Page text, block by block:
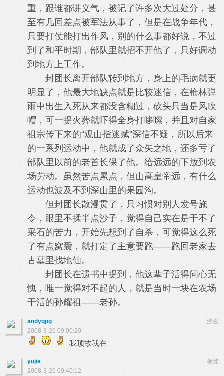
重，跟谁都讲义气，被记了许多次大过处分，甚
至有几回差点被军法从事了，但是在战争年代，
只要打仗能打出作风，别的什么事都好说，不过
到了和平时期，部队里就招不开他了，只好调动
到地方上工作。
封团长离开部队转到地方，身上的毛病就更
明显了，他最大地缺点就是比较迷信，在枪林弹
雨中出生入死从来都没含糊过，砍头只当是风吹
帽，可一提火葬就吓得全身打哆嗦，并且对自家
祖宗传下来的“观山指迷赋”深信不疑，所以后来
的一系列运动中，他就成了众矢之地，还多亏了
部队里以前的老首长保了他。给远远的下放到农
场劳动。虽然苦点累点，但山高皇帝远，有什么
运动也波及不到深山里的果园沟。
但封团长散漫贯了，只习惯对别人发号施
令，眼里不揉半点沙子，觉得自己实在是干不了
采石的苦力，开始先想到了自杀，可觉得这么死
了有点窝囊，就打定了主意要跑——跑回老家去
古墓里找地仙。
封团长在遗书中提到，他这辈子活得问心无
愧，唯一觉得对不起的人，就是当时一块在农场
干活的孙耀祖——老孙。
沙发
andyqpg
2008-3-26 09:00:20
我顶故我在
板凳
yujie
2008-3-26 09:40:12